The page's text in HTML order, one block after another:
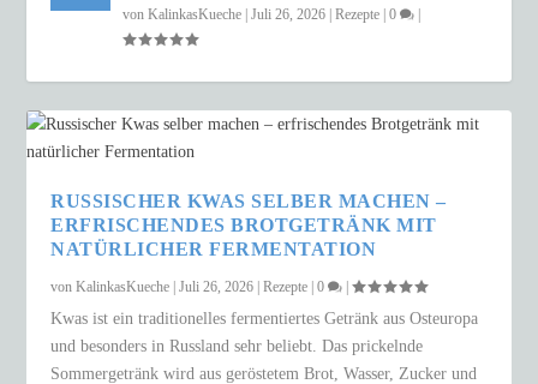
vonKalinkasKueche |Juli 26, 2026 |Rezepte |0
RUSSISCHER KWAS SELBER MACHEN –
ERFRISCHENDES BROTGETRÄNK MIT
NATÜRLICHER FERMENTATION
vonKalinkasKueche |Juli 26, 2026 |Rezepte |0 |
Kwas ist ein traditionelles fermentiertes Getränk aus Osteuropa
und besonders in Russland sehr beliebt. Das prickelnde
Sommergetränk wird aus geröstetem Brot, Wasser, Zucker und